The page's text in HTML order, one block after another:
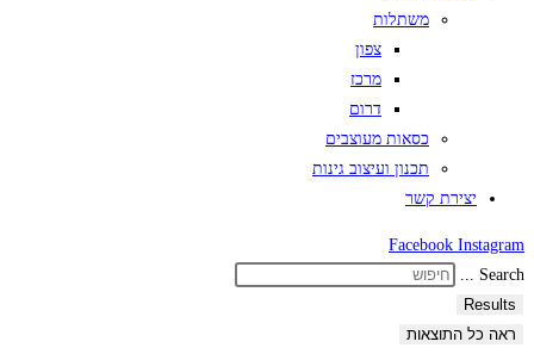
משתלות
צפון
מרכז
דרום
כסאות מעוצבים
תכנון ועיצוב גינות
יצירת קשר
Facebook Instagram
Search ...
Results
ראה כל התוצאות